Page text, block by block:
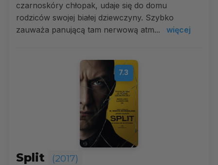
czarnoskóry chłopak, udaje się do domu
rodziców swojej białej dziewczyny. Szybko
zauważa panującą tam nerwową atm...
więcej
7.3
Split (2017)